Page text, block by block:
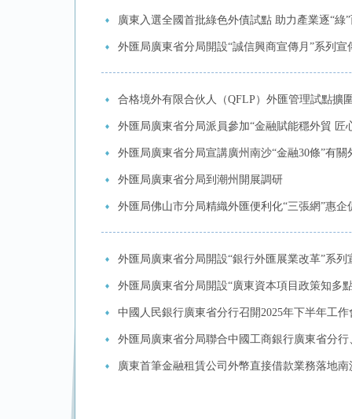
廣東入選全國首批綠色外債試點 助力產業逐“綠
外匯局廣東省分局開設“誠信興商宣傳月”系列宣
合格境外有限合伙人（QFLP）外匯管理試點擴
外匯局廣東省分局派員參加“金融賦能穩外貿 匠
外匯局廣東省分局宣講廣州南沙“金融30條”有關
外匯局廣東省分局到潮州開展調研
外匯局佛山市分局精織外匯便利化“三張網”惠企
外匯局廣東省分局開設“銀行外匯展業改革”系列
外匯局廣東省分局開設“廣東資本項目政策知多
中國人民銀行廣東省分行召開2025年下半年工
外匯局廣東省分局聯合中國工商銀行廣東省分
廣東首筆金融租賃公司外幣直接借款業務落地南